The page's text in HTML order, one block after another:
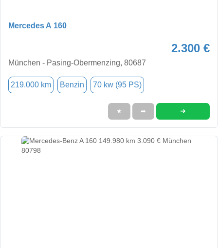
Mercedes A 160
2.300 €
München - Pasing-Obermenzing, 80687
219.000 km Benzin 70 kw (95 PS)
★ ➦ ➜